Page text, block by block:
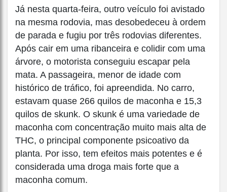
Já nesta quarta-feira, outro veículo foi avistado
na mesma rodovia, mas desobedeceu à ordem
de parada e fugiu por três rodovias diferentes.
Após cair em uma ribanceira e colidir com uma
árvore, o motorista conseguiu escapar pela
mata. A passageira, menor de idade com
histórico de tráfico, foi apreendida. No carro,
estavam quase 266 quilos de maconha e 15,3
quilos de skunk. O skunk é uma variedade de
maconha com concentração muito mais alta de
THC, o principal componente psicoativo da
planta. Por isso, tem efeitos mais potentes e é
considerada uma droga mais forte que a
maconha comum.